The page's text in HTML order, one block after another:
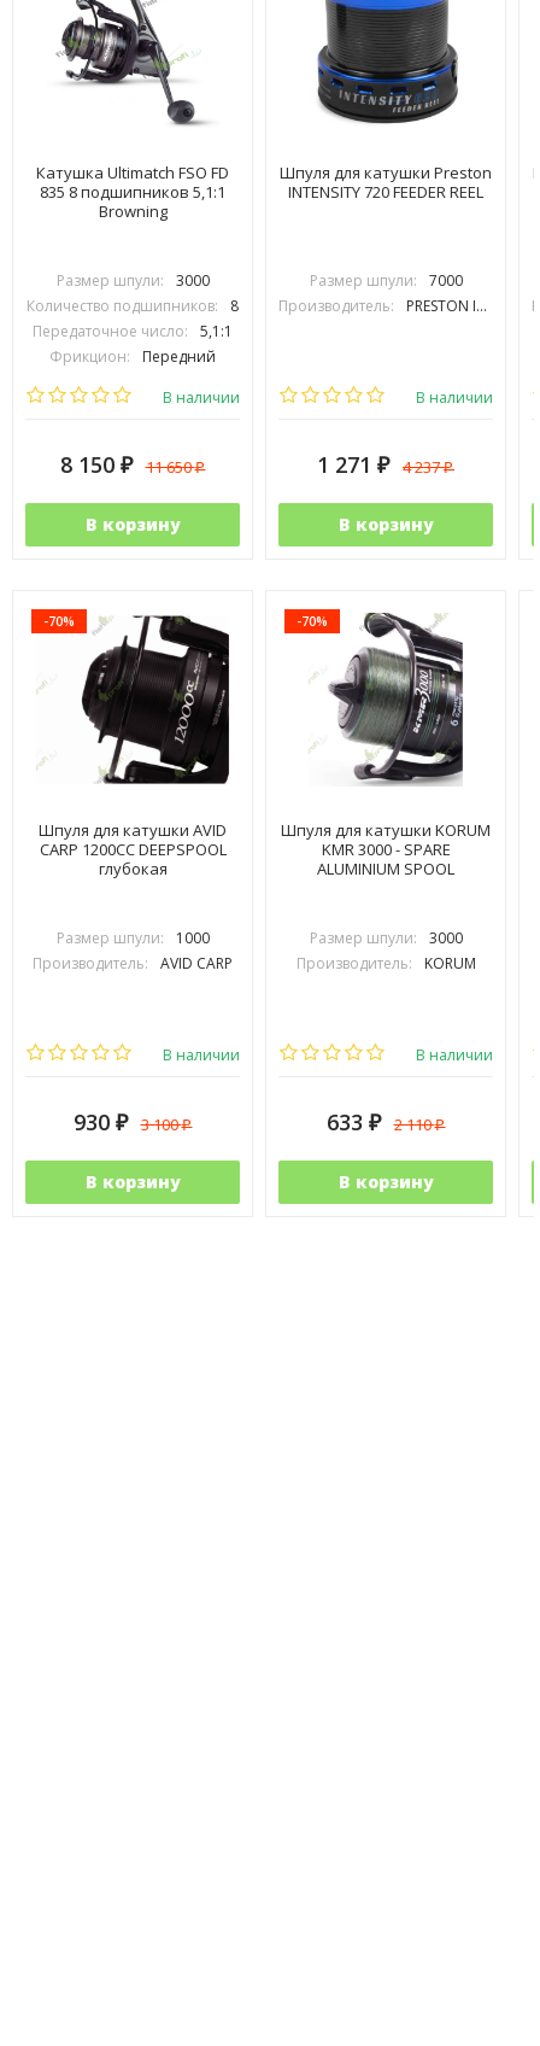
Катушка Ultimatch FSO FD
835 8 подшипников 5,1:1
Browning
Размер шпули:
3000
Количество подшипников:
8
Передаточное число:
5,1:1
Фрикцион:
Передний
Вес (гр.):
В наличии
8 150 ₽ 11 650₽
В корзину
Шпуля для катушки Preston
INTENSITY 720 FEEDER REEL
Размер шпули:
7000
Производитель:
PRESTON INOVATIONS
В наличии
1 271 ₽ 4 237₽
В корзину
-70%
Шпуля для катушки AVID
CARP 1200СС DEEPSPOOL
глубокая
Размер шпули:
1000
Производитель:
AVID CARP
В наличии
930 ₽ 3 100₽
В корзину
-70%
Шпуля для катушки KORUM
KMR 3000 - SPARE
ALUMINIUM SPOOL
Размер шпули:
3000
Производитель:
KORUM
В наличии
633 ₽ 2 110₽
В корзину